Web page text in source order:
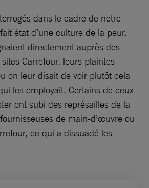
dans le cadre de notre
état d’une culture de la peur.
directement auprès des
Carrefour, leurs plaintes
on leur disait de voir plutôt cela
les employait. Certains de ceux
ont subi des représailles de la
de main-d’œuvre ou
ce qui a dissuadé les